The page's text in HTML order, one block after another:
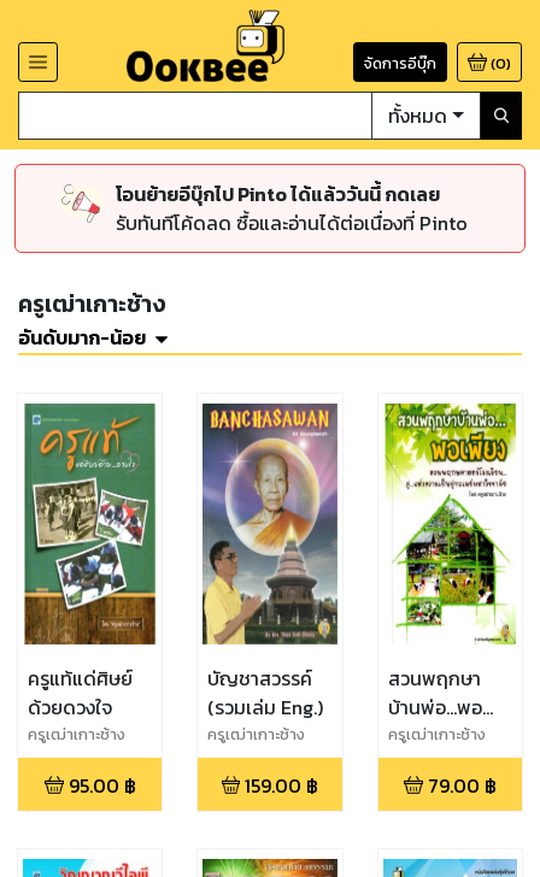
จัดการอีบุ๊ก (0)
ทั้งหมด
โอนย้ายอีบุ๊กไป Pinto ได้แล้ววันนี้ กดเลย
รับทันทีโค้ดลด ซื้อและอ่านได้ต่อเนื่องที่ Pinto
ครูเฒ่าเกาะช้าง
อันดับมาก-น้อย
ครูแท้แด่ศิษย์
ด้วยดวงใจ
ครูเฒ่าเกาะช้าง
95.00 ฿
บัญชาสวรรค์
(รวมเล่ม Eng.)
ครูเฒ่าเกาะช้าง
159.00 ฿
สวนพฤกษา
บ้านพ่อ...พอ
เพียง
ครูเฒ่าเกาะช้าง
79.00 ฿